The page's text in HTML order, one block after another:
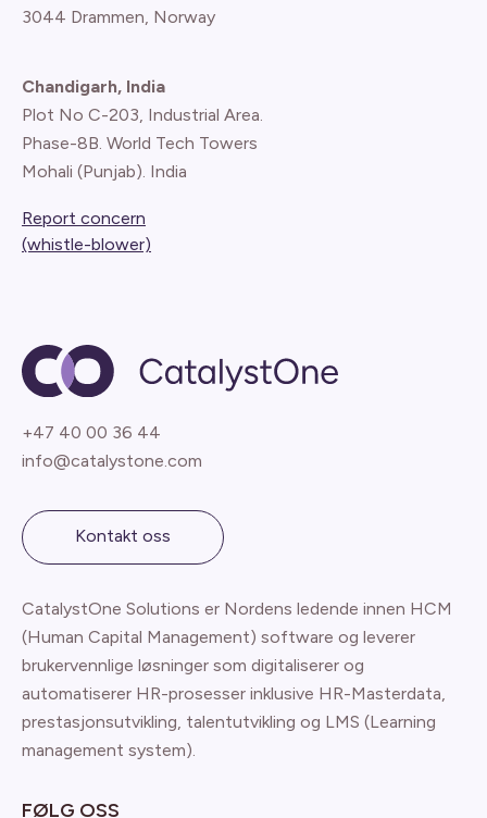
3044 Drammen, Norway
Chandigarh, India
Plot No C-203, Industrial Area.
Phase-8B. World Tech Towers
Mohali (Punjab). India
Report concern
(whistle-blower)
+47 40 00 36 44
info@catalystone.com
Kontakt oss
CatalystOne Solutions er Nordens ledende innen HCM
(Human Capital Management) software og leverer
brukervennlige løsninger som digitaliserer og
automatiserer HR-prosesser inklusive HR-Masterdata,
prestasjonsutvikling, talentutvikling og LMS (Learning
management system).
FØLG OSS